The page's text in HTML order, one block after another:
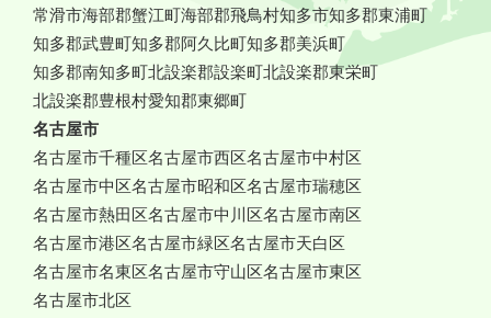
常滑市海部郡蟹江町海部郡飛鳥村知多市知多郡東浦町
知多郡武豊町知多郡阿久比町知多郡美浜町
知多郡南知多町北設楽郡設楽町北設楽郡東栄町
北設楽郡豊根村愛知郡東郷町
名古屋市
名古屋市千種区名古屋市西区名古屋市中村区
名古屋市中区名古屋市昭和区名古屋市瑞穂区
名古屋市熱田区名古屋市中川区名古屋市南区
名古屋市港区名古屋市緑区名古屋市天白区
名古屋市名東区名古屋市守山区名古屋市東区
名古屋市北区